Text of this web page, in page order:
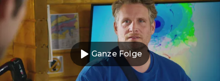
Ganze Folge